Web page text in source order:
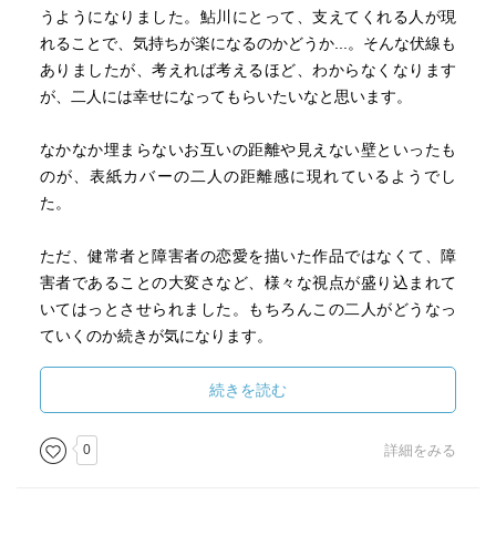
うようになりました。鮎川にとって、支えてくれる人が現
れることで、気持ちが楽になるのかどうか...。そんな伏線も
ありましたが、考えれば考えるほど、わからなくなります
が、二人には幸せになってもらいたいなと思います。
なかなか埋まらないお互いの距離や見えない壁といったも
のが、表紙カバーの二人の距離感に現れているようでし
た。
ただ、健常者と障害者の恋愛を描いた作品ではなくて、障
害者であることの大変さなど、様々な視点が盛り込まれて
いてはっとさせられました。もちろんこの二人がどうなっ
ていくのか続きが気になります。
続きを読む
0 詳細をみる